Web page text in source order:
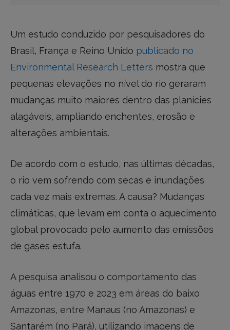
Um estudo conduzido por pesquisadores do
Brasil, França e Reino Unido publicado no
Environmental Research Letters mostra que
pequenas elevações no nível do rio geraram
mudanças muito maiores dentro das planícies
alagáveis, ampliando enchentes, erosão e
alterações ambientais.
De acordo com o estudo, nas últimas décadas,
o rio vem sofrendo com secas e inundações
cada vez mais extremas. A causa? Mudanças
climáticas, que levam em conta o aquecimento
global provocado pelo aumento das emissões
de gases estufa.
A pesquisa analisou o comportamento das
águas entre 1970 e 2023 em áreas do baixo
Amazonas, entre Manaus (no Amazonas) e
Santarém (no Pará), utilizando imagens de